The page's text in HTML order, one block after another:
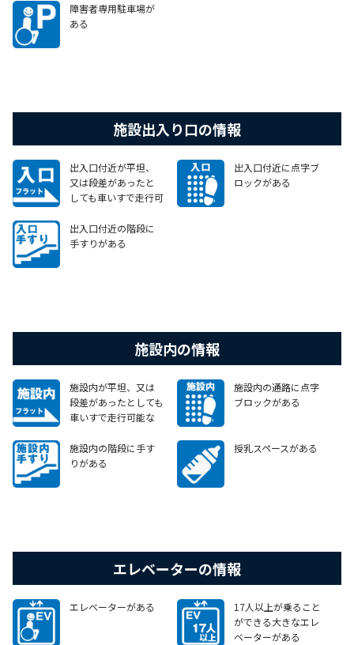
障害者専用駐車場が
ある
施設出入り口の情報
出入口付近が平坦、
又は段差があったと
しても車いすで走行可
出入口付近に点字ブ
ロックがある
出入口付近の階段に
手すりがある
施設内の情報
施設内が平坦、又は
段差があったとしても
車いすで走行可能な
ー等がある
施設内の通路に点字
ブロックがある
施設内の階段に手す
りがある
授乳スペースがある
エレベーターの情報
エレベーターがある
17人以上が乗ること
ができる大きなエレ
ベーターがある